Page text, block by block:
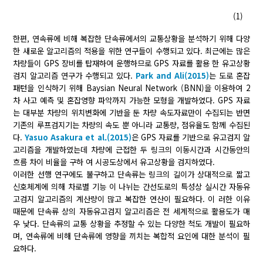
(1)
한편, 연속류에 비해 복잡한 단속류에서의 교통상황을 분석하기 위해 다양
한 새로운 알고리즘의 적용을 위한 연구들이 수행되고 있다. 최근에는 많은
차량들이 GPS 장비를 탑재하여 운행하므로 GPS 자료를 활용 한 유고상황
검지 알고리즘 연구가 수행되고 있다. Park and Ali(2015)는 도로 혼잡
패턴을 인식하기 위해 Baysian Neural Network (BNN)을 이용하여 2
차 사고 예측 및 혼잡영향 파악까지 가능한 모형을 개발하였다. GPS 자료
는 대부분 차량의 위치변화에 기반을 둔 차량 속도자료만이 수집되는 반면
기존의 루프검지기는 차량의 속도 뿐 아니라 교통량, 점유율도 함께 수집된
다.Yasuo Asakura et al.(2015)은 GPS 자료를 기반으로 유고검지 알
고리즘을 개발하였는데 차량에 근접한 두 링크의 이동시간과 시간동안의
흐름 차이 비율을 구하 여 시공도상에서 유고상황을 검지하였다.
이러한 선행 연구에도 불구하고 단속류는 링크의 길이가 상대적으로 짧고
신호체계에 의해 차로별 기능 이 나뉘는 간선도로의 특성상 실시간 자동유
고검지 알고리즘의 계산량이 많고 복잡한 연산이 필요하다. 이 러한 이유
때문에 단속류 상의 자동유고검지 알고리즘은 전 세계적으로 활용도가 매
우 낮다. 단속류의 교통 상황을 추정할 수 있는 다양한 척도 개발이 필요하
며, 연속류에 비해 단속류에 영향을 끼치는 복합적 요인에 대한 분석이 필
요하다.